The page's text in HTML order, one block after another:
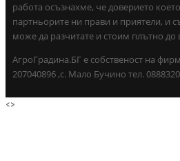
работа осъзнахме, че доверието
партньорите ни прави и приятели, и
може да разчитате и стоим плътно до
АгроГрадина.БГ е собственост на
207040896 ,с. Мало Бучино тел.
<>